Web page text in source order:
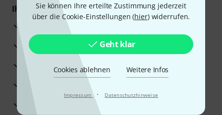
Sie können Ihre erteilte Zustimmung jederzeit
über die Cookie-Einstellungen (hier) widerrufen.
Geht klar
Cookies ablehnen Weitere Infos
Impressum · Datenschutzhinweise
Ihre Vorteile
3 Jahre Thomann Garantie
30 Tage Money-Back-Garantie
Beratung durch Fachexperten
Zufriedenheitsgarantie